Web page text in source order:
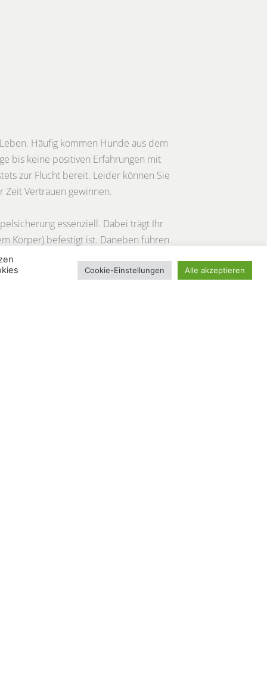
Häufig kommen Hunde aus dem
bis keine positiven Erfahrungen mit
zur Flucht bereit. Leider können Sie
Zeit Vertrauen gewinnen.
essenziell. Dabei trägt Ihr
Körper) befestigt ist. Daneben führen
zu einem Sturz oder einem
Cookie-Einstellungen Alle akzeptieren